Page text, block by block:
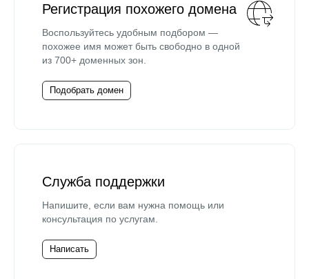
Регистрация похожего домена
Воспользуйтесь удобным подбором —
похожее имя может быть свободно в одной
из 700+ доменных зон.
Подобрать домен
Служба поддержки
Напишите, если вам нужна помощь или
консультация по услугам.
Написать